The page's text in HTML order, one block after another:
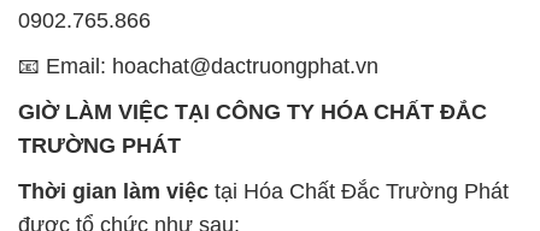
BẢN ĐỒ MAP TẠI CÔNG TY HÓA CHẤT ĐẮC
TRƯỜNG PHÁT
ĐỊA CHỈ: 1229C Quốc lộ 1A, Phường Bình Trị
Đông B, Quận Bình Tân, Sài Gòn TP. Hồ Chí
Minh